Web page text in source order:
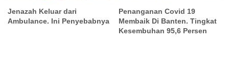
Jenazah Keluar dari
Ambulance. Ini Penyebabnya
Penanganan Covid 19
Membaik Di Banten. Tingkat
Kesembuhan 95,6 Persen